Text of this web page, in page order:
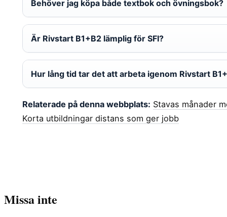
Behöver jag köpa både textbok och övningsbok?
Är Rivstart B1+B2 lämplig för SFI?
Hur lång tid tar det att arbeta igenom Rivstart
Relaterade på denna webbplats: Stavas månader
Korta utbildningar distans som ger jobb
Missa inte